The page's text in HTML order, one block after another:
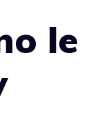
le